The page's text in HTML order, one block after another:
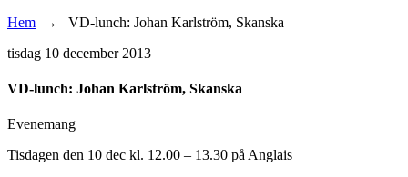
Hem → VD-lunch: Johan Karlström, Skanska
tisdag 10 december 2013
VD-lunch: Johan Karlström, Skanska
Evenemang
Tisdagen den 10 dec kl. 12.00 – 13.30 på Anglais